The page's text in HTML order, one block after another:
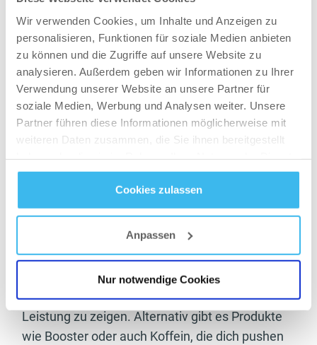
Wir verwenden Cookies, um Inhalte und Anzeigen zu
personalisieren, Funktionen für soziale Medien anbieten
zu können und die Zugriffe auf unsere Website zu
analysieren. Außerdem geben wir Informationen zu Ihrer
Verwendung unserer Website an unsere Partner für
soziale Medien, Werbung und Analysen weiter. Unsere
Partner führen diese Informationen möglicherweise mit
weiteren Daten zusammen, die Sie ihnen bereitgestellt
gesammelt haben.
Datenschutz- undCookie-Richtlinien
Cookies zulassen
Anpassen
Nur notwendige Cookies
Schränke dich nur so sehr ein, wie du es mental
verkraftest
Halte lieber einen längeren Zeitraum offen, um
dein Ziel zu erreichen anstatt zu viele Abstriche
im Alltag zu machen. Stresshormone sind der
mit dem Körper arbeiten anstatt gegen ihn. Die
Trainingseinheiten werden auf Dauer immer
schwerer fallen, weil die mangelnde Energie sich
selbstverständlich bemerkbar macht. Hier kann
man einen Trainingspartner an seiner Seite
haben, welcher dich trotzdem dazu bringt
Leistung zu zeigen. Alternativ gibt es Produkte
wie Booster oder auch Koffein, die dich pushen